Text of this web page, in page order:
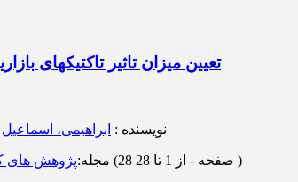
تعیین میزان تاثیر تاکتیکهای
نویسنده : ابراهیمی، اسماعیل
مجله:پژوهش های (‎28 صفحه - )